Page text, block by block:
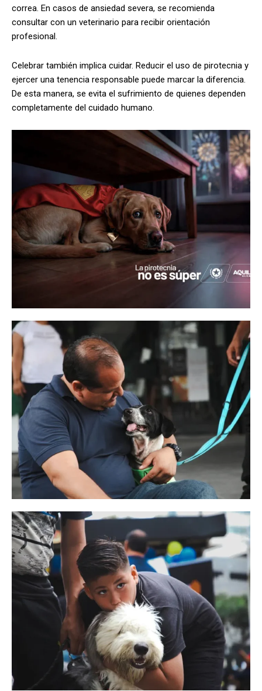
correa. En casos de ansiedad severa, se recomienda
consultar con un veterinario para recibir orientación
profesional.
Celebrar también implica cuidar. Reducir el uso de pirotecnia y
ejercer una tenencia responsable puede marcar la diferencia.
De esta manera, se evita el sufrimiento de quienes dependen
completamente del cuidado humano.